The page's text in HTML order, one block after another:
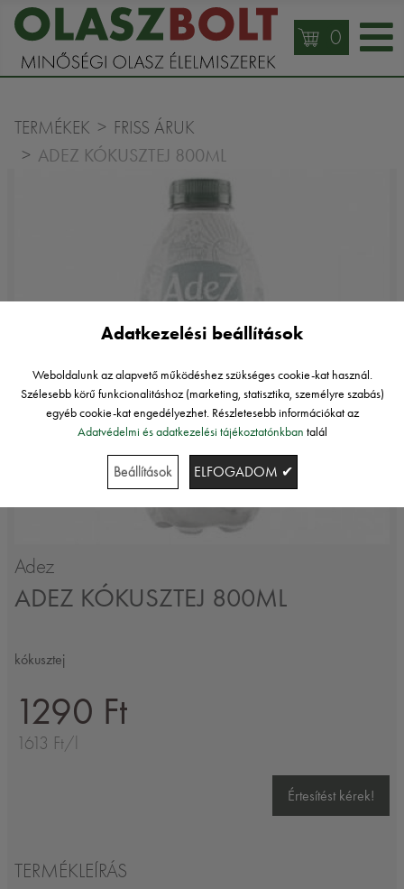
0
TERMÉKEK FRISS ÁRUK
ADEZ KÓKUSZTEJ 800ML
Adez
ADEZ KÓKUSZTEJ 800ML
kókusztej
1290 Ft
1613 Ft/l
Értesítést kérek!
TERMÉKLEÍRÁS
Adatkezelési beállítások
Weboldalunk az alapvető működéshez szükséges cookie-kat használ.
Szélesebb körű funkcionalitáshoz (marketing, statisztika, személyre szabás)
egyéb cookie-kat engedélyezhet. Részletesebb információkat az
Adatvédelmi és adatkezelési tájékoztatónkban talál
Beállítások ELFOGADOM ✔